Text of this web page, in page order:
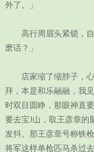
外了。」
高行周眉头紧锁，自
麽话？」
店家缩了缩脖子，心
拜，本是和乐融融，我
时双目圆睁，那眼神直
要去宝J山，取王彦章的
发抖。那王彦章号称铁
将军这样单枪匹马杀过